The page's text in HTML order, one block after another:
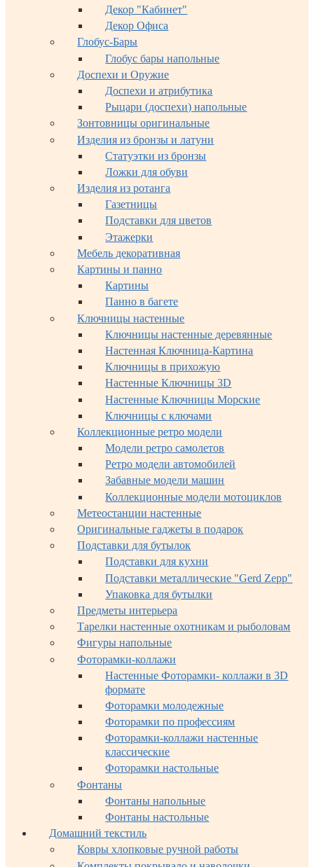
Декор "Кабинет"
Декор Офиса
Глобус-Бары
Глобус бары напольные
Доспехи и Оружие
Доспехи и атрибутика
Рыцари (доспехи) напольные
Зонтовницы оригинальные
Изделия из бронзы и латуни
Статуэтки из бронзы
Ложки для обуви
Изделия из ротанга
Газетницы
Подставки для цветов
Этажерки
Мебель декоративная
Картины и панно
Картины
Панно в багете
Ключницы настенные
Ключницы настенные деревянные
Настенная Ключница-Картина
Ключницы в прихожую
Настенные Ключницы 3D
Настенные Ключницы Морские
Ключницы с ключами
Коллекционные ретро модели
Модели ретро самолетов
Ретро модели автомобилей
Забавные модели машин
Коллекционные модели мотоциклов
Метеостанции настенные
Оригинальные гаджеты в подарок
Подставки для бутылок
Подставки для кухни
Подставки металлические "Gerd Zepp"
Упаковка для бутылки
Предметы интерьера
Тарелки настенные охотникам и рыболовам
Фигуры напольные
Фоторамки-коллажи
Настенные Фоторамки- коллажи в 3D
формате
Фоторамки молодежные
Фоторамки по профессиям
Фоторамки-коллажи настенные
классические
Фоторамки настольные
Фонтаны
Фонтаны напольные
Фонтаны настольные
Домашний текстиль
Ковры хлопковые ручной работы